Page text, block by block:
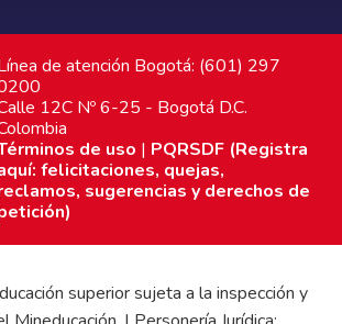
de atención Bogotá: (601) 297
12C Nº 6-25 - Bogotá D.C.
de uso | PQRSDF (Registra
felicitaciones, quejas,
sugerencias y derechos de
superior sujeta a la inspección y